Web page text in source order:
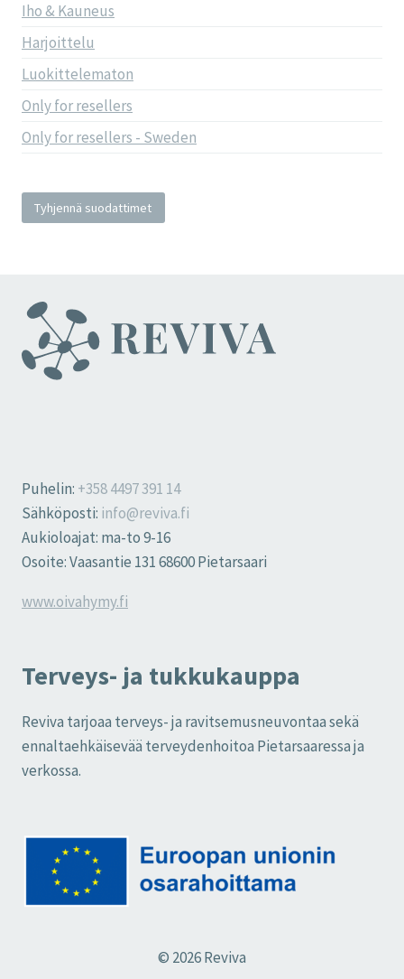
Iho & Kauneus
Harjoittelu
Luokittelematon
Only for resellers
Only for resellers - Sweden
Tyhjennä suodattimet
Puhelin: +358 4497 391 14
Sähköposti: info@reviva.fi
Aukioloajat: ma-to 9-16
Osoite: Vaasantie 131 68600 Pietarsaari
www.oivahymy.fi
Terveys- ja tukkukauppa
Reviva tarjoaa terveys- ja ravitsemusneuvontaa sekä
ennaltaehkäisevää terveydenhoitoa Pietarsaaressa ja
verkossa.
© 2026 Reviva